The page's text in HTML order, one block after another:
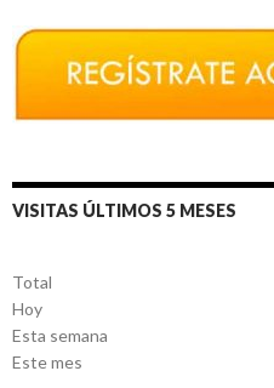
VISITAS ÚLTIMOS 5 MESES
Total
Hoy
Esta semana
Este mes